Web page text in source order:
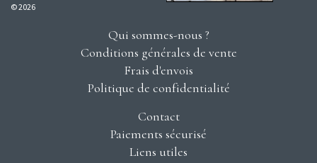
© 2026
Qui sommes-nous ?
Conditions générales de vente
Frais d'envois
Politique de confidentialité
Contact
Paiements sécurisé
Liens utiles